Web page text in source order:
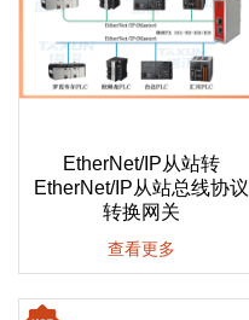
EtherNet/IP从站转
EtherNet/IP从站总线协议
转换网关
查看更多